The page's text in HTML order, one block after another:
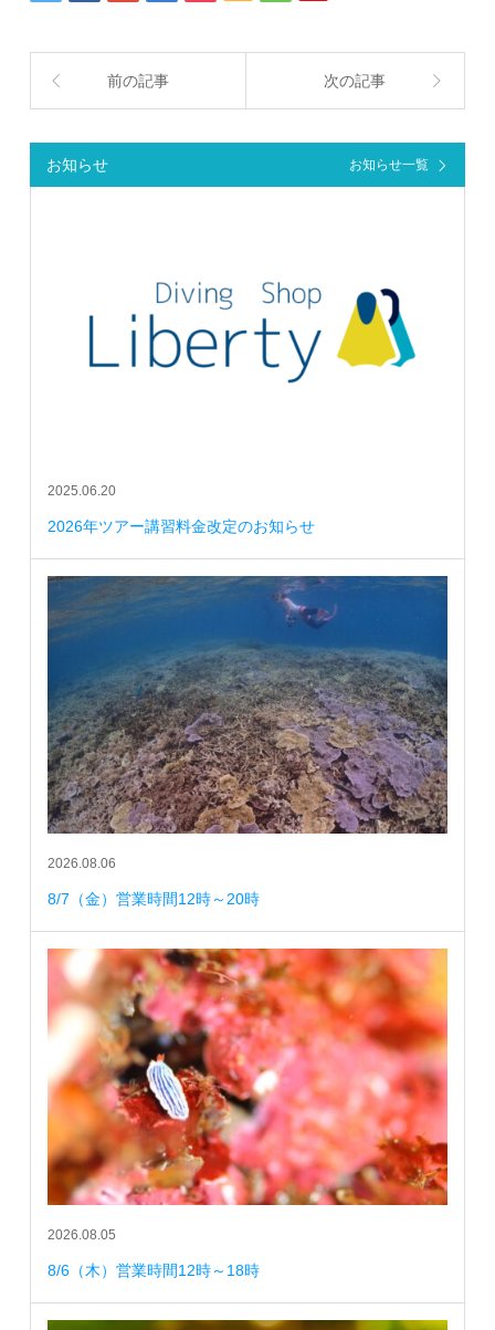
前の記事 次の記事
お知らせ お知らせ一覧
2025.06.20
2026年ツアー講習料金改定のお知らせ
2026.08.06
8/7（金）営業時間12時～20時
2026.08.05
8/6（木）営業時間12時～18時